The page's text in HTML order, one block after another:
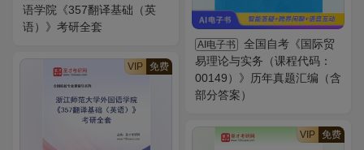
语学院《357翻译基础（英
语）》考研全套
AI电子书
全国自考《国际贸
易理论与实务（课程代码：
00149）》历年真题汇编（含
部分答案）
VIP 免费
VIP 免费